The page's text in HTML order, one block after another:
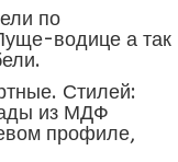
по
водице а так
Стилей:
из МДФ
профиле,